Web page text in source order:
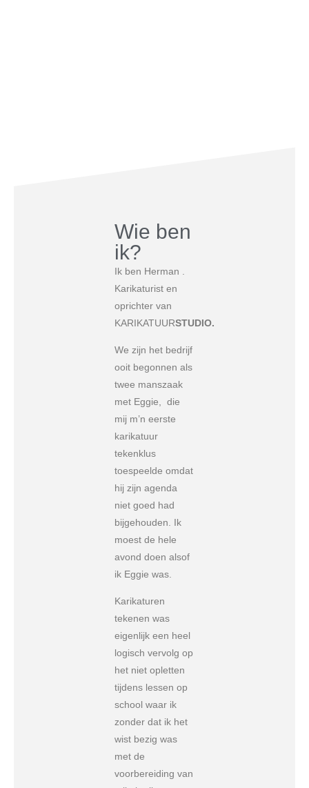
Wie ben
ik?
Ik ben Herman .
Karikaturist en
oprichter van
KARIKATUURSTUDIO.
We zijn het bedrijf
ooit begonnen als
twee manszaak
met Eggie, die
mij m’n eerste
karikatuur
tekenklus
toespeelde omdat
hij zijn agenda
niet goed had
bijgehouden. Ik
moest de hele
avond doen alsof
ik Eggie was.
Karikaturen
tekenen was
eigenlijk een heel
logisch vervolg op
het niet opletten
tijdens lessen op
school waar ik
zonder dat ik het
wist bezig was
met de
voorbereiding van